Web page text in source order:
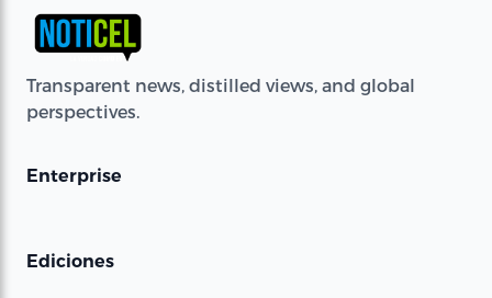
Transparent news, distilled views, and global
perspectives.
Enterprise
Ediciones